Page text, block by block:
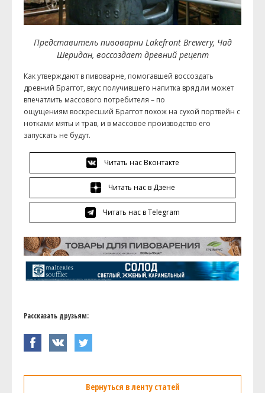
Представитель пивоварни Lakefront Brewery, Чад
Шеридан, воссоздает древний рецепт
Как утверждают в пивоварне, помогавшей воссоздать
древний Браггот, вкус получившего напитка вряд ли может
впечатлить массового потребителя – по
ощущениям воскресший Браггот похож на сухой портвейн с
нотками мяты и трав, и в массовое производство его
запускать не будут.
Читать нас Вконтакте
Читать нас в Дзене
Читать нас в Telegram
Рассказать друзьям:
Вернуться в ленту статей